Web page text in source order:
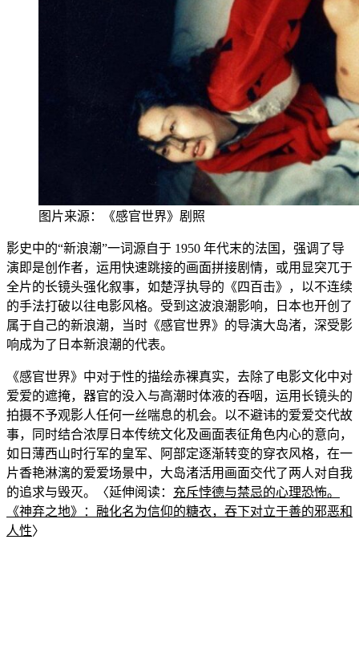
图片来源：《感官世界》剧照
影史中的“新浪潮”一词源自于 1950 年代末的法国，强调了导
演即是创作者，运用快速跳接的画面拼接剧情，或用显突兀于
全片的长镜头强化叙事，如楚浮执导的《四百击》，以不连续
的手法打破以往电影风格。受到这波浪潮影响，日本也开创 了
属于自己的新浪潮，当时《感官世界》的导演大岛渚，深受影
响成为了日本新浪潮的代表。
《感官世界》中对于性的描绘赤裸真实，去除了电影文化中对
爱爱的遮掩，器官的没入与高潮时体液的吞咽，运用长镜头的
拍摄不予观影人任何一丝喘息的机会。以不避讳的爱爱交代故
事，同时结合浓厚日本传统文化及画面表征角色内心的意向，
如日薄西山时行军的皇军、阿部定逐渐转变的穿衣风格，在一
片香艳淋漓的爱爱场景中，大岛渚活用画面交代了两人对自我
的追求与毁灭。〈延伸阅读： 充斥悖德与禁忌的心理恐怖。
《神弃之地》：融化名为信仰的糖衣，吞下对立于善的邪恶和
人性〉